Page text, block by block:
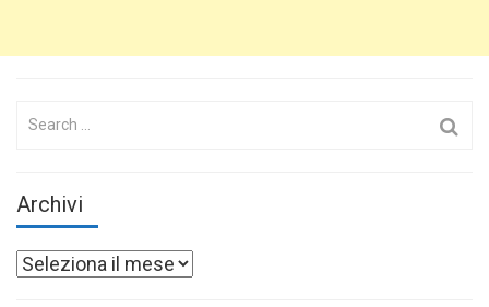
Search
Archivi
Archivi